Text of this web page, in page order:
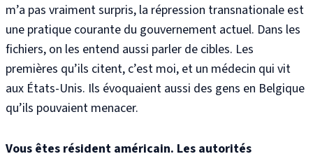
m’a pas vraiment surpris, la répression transnationale est
une pratique courante du gouvernement actuel. Dans les
fichiers, on les entend aussi parler de cibles. Les
premières qu’ils citent, c’est moi, et un médecin qui vit
aux États-Unis. Ils évoquaient aussi des gens en Belgique
qu’ils pouvaient menacer.
Vous êtes résident américain. Les autorités